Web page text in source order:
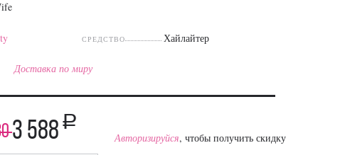
СРЕДСТВО Хайлайтер
Доставка по миру
3 588 a
Авторизируйся, чтобы получить скидку